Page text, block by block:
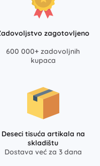
zagotovljeno
600 000+ zadovoljnih
kupaca
Deseci tisuća artikala na
skladištu
Dostava već za 3 dana